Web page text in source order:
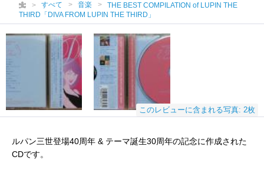
すべて 音楽
THE BEST COMPILATION of LUPIN THE
THIRD「DIVA FROM LUPIN THE THIRD」
このレビューに含まれる写真: 2枚
ルパン三世登場40周年 & テーマ誕生30周年の記念に作成された
CDです。